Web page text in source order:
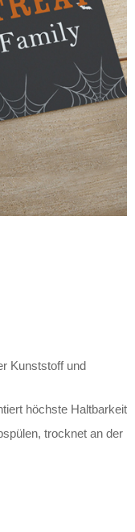
Kunststoff und
höchste Haltbarkeit
trocknet an der